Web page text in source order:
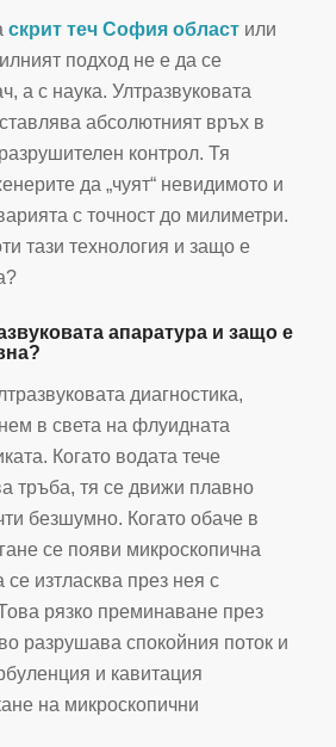
скрит теч София областили
подход не е да се
а с наука. Ултразвуковата
абсолютният връх в
контрол. Тя
да „чуят“ невидимото и
с точност до милиметри.
тази технология и защо е
апаратура и защо е
диагностика,
в света на флуидната
Когато водата тече
тръба, тя се движи плавно
безшумно. Когато обаче в
се появи микроскопична
се изтласква през нея с
рязко преминаване през
разрушава спокойния поток и
и кавитация
на микроскопични